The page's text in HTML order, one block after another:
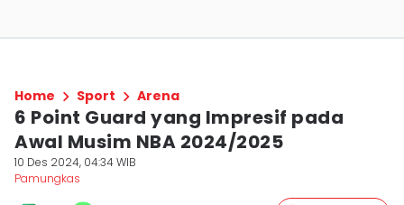
Home Sport Arena
6 Point Guard yang Impresif pada
Awal Musim NBA 2024/2025
10 Des 2024, 04:34 WIB
Pamungkas